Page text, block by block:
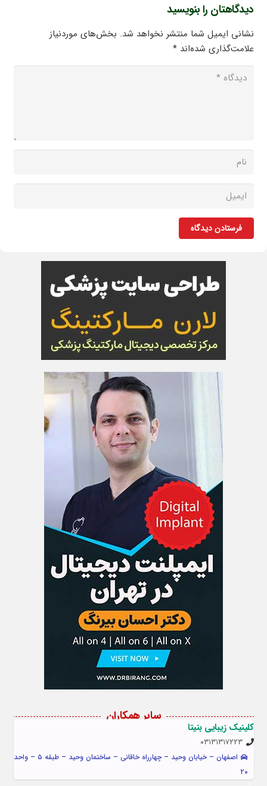
دیدگاهتان را بنویسید
نشانی ایمیل شما منتشر نخواهد شد. بخش‌های موردنیاز
علامت‌گذاری شده‌اند*
فرستادن دیدگاه
سایر همکاران
کلینیک زیبایی بنیتا
۰۳۱۳۱۳۱۷۲۲۳
اصفهان – خیابان وحید – چهارراه خاقانی – ساختمان وحید – طبقه ۵ – واحد
۲۰